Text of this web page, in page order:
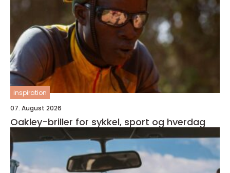
inspiration
07. August 2026
Oakley-briller for sykkel, sport og hverdag